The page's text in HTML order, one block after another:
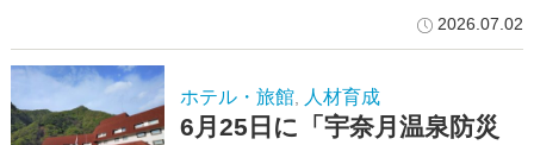
2026.07.02
ホテル・旅館, 人材育成
6月25日に「宇奈月温泉防災